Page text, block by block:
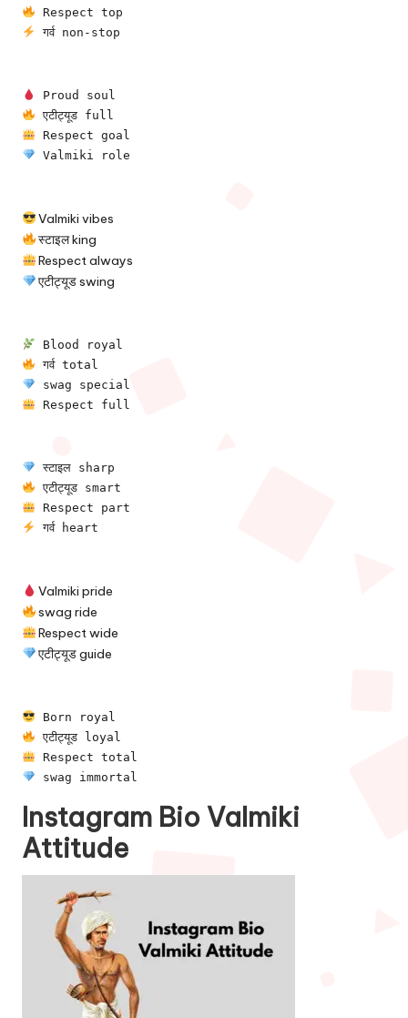
Respect top
गर्व non-stop
Proud soul
एटीट्यूड full
Respect goal
Valmiki role
Valmiki vibes
स्टाइल king
Respect always
एटीट्यूड swing
Blood royal
गर्व total
swag special
Respect full
स्टाइल sharp
एटीट्यूड smart
Respect part
गर्व heart
Valmiki pride
swag ride
Respect wide
एटीट्यूड guide
Born royal
एटीट्यूड loyal
Respect total
swag immortal
Instagram Bio Valmiki
Attitude